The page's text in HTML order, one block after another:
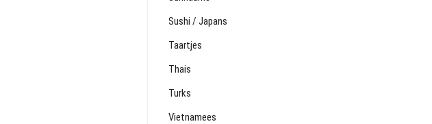
Sushi / Japans
Taartjes
Thais
Turks
Vietnamees